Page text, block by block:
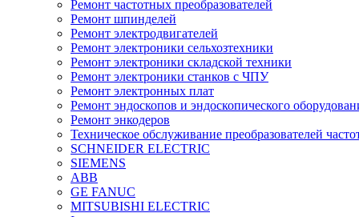
Ремонт частотных преобразователей
Ремонт шпинделей
Ремонт электродвигателей
Ремонт электроники сельхозтехники
Ремонт электроники складской техники
Ремонт электроники станков с ЧПУ
Ремонт электронных плат
Ремонт эндоскопов и эндоскопического
Ремонт энкодеров
Техническое обслуживание преобразователей
SCHNEIDER ELECTRIC
SIEMENS
ABB
GE FANUC
MITSUBISHI ELECTRIC